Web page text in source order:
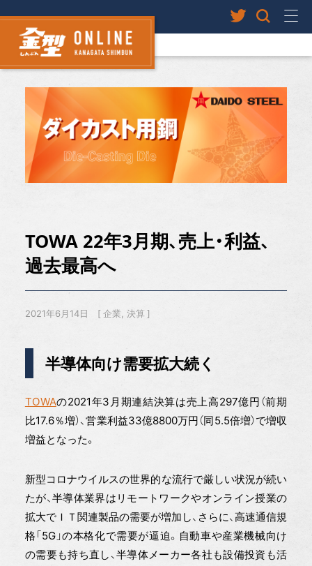
TOWA 22年3月期、売上・利益、
過去最高へ
2021年6月14日 企業 決算
半導体向け需要拡大続く
TOWAの2021年3月期連結決算は売上高297億円（前期
比17.6％増）、営業利益33億8800万円（同5.5倍増）で増収
増益となった。
新型コロナウイルスの世界的な流行で厳しい状況が続い
たが、半導体業界はリモートワークやオンライン授業の
拡大でＩＴ関連製品の需要が増加し、さらに、高速通信規
格「5G」の本格化で需要が逼迫。自動車や産業機械向け
の需要も持ち直し、半導体メーカー各社も設備投資も活